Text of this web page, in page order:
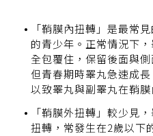
「鞘膜內扭轉」是最常
的青少年。正常情況下
全包覆住，保留後面與
但青春期時睪丸急速成
以致睪丸與副睪丸在鞘膜
「鞘膜外扭轉」較少見
扭轉，常發生在2歲以下